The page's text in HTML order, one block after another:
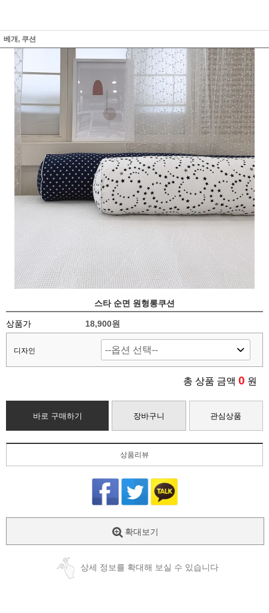
베개, 쿠션
스타 순면 원형롱쿠션
상품가 18,900원
디자인
총 상품 금액 0 원
바로 구매하기 장바구니 관심상품
상품리뷰
확대보기
상세 정보를 확대해 보실 수 있습니다